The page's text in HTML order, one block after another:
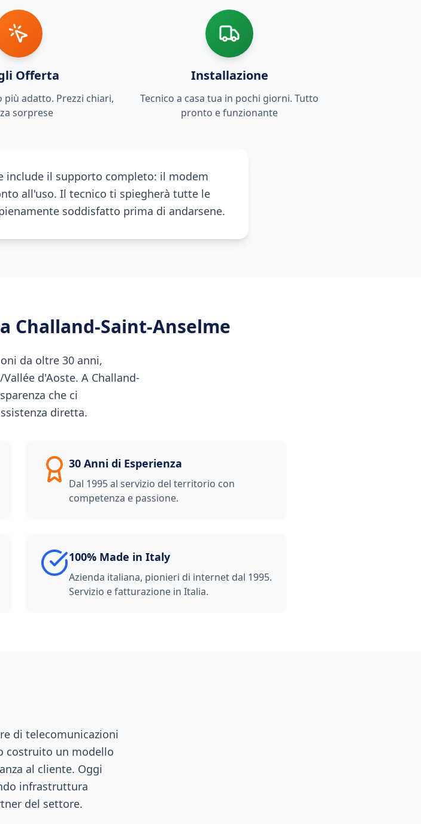
Offerta
più adatto. Prezzi chiari,
sorprese
Installazione
Tecnico a casa tua in pochi giorni. Tutto
pronto e funzionante
include il supporto completo: il modem
all'uso. Il tecnico ti spiegherà tutte le
soddisfatto prima di andarsene.
Challand-Saint-Anselme
da oltre 30 anni,
d'Aoste. A Challand-
che ci
diretta.
30 Anni di Esperienza
Dal 1995 al servizio del territorio con
competenza e passione.
100% Made in Italy
Azienda italiana, pionieri di internet dal 1995.
Servizio e fatturazione in Italia.
di telecomunicazioni
costruito un modello
al cliente. Oggi
infrastruttura
del settore.